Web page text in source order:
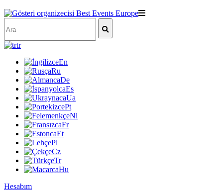
tr
En
Ru
De
Es
Ua
Pt
Nl
Fr
Et
Pl
Cz
Tr
Hu
Hesabım